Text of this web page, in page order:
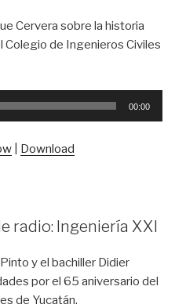
Cervera sobre la historia
Colegio de Ingenieros Civiles
00:00
Download
radio: Ingeniería XXI
y el bachiller Didier
por el 65 aniversario del
de Yucatán.